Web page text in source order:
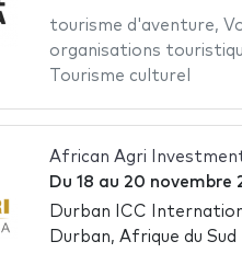
tourisme d'aventure,
organisations
Tourisme culturel
African Agri
Du 18 au 20 novembre
Durban ICC
Durban, Afrique du Sud